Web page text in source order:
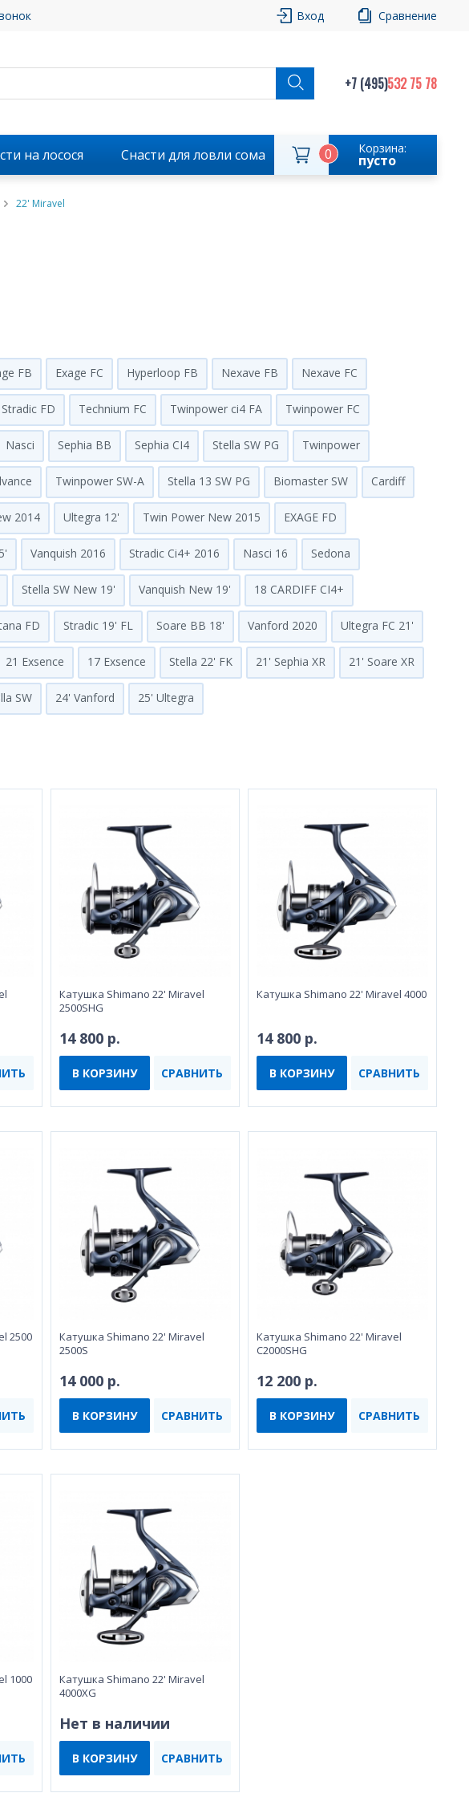
Вход Сравнение
+7 (495)532 75 78
на лосося Снасти для ловли сома Корзина:
пусто
0
22' Miravel
FB Exage FC Hyperloop FB Nexave FB Nexave FC
Stradic FD Technium FC Twinpower ci4 FA Twinpower FC
Nasci Sephia BB Sephia CI4 Stella SW PG Twinpower
Twinpower SW-A Stella 13 SW PG Biomaster SW Cardiff
2014 Ultegra 12' Twin Power New 2015 EXAGE FD
Vanquish 2016 Stradic Ci4+ 2016 Nasci 16 Sedona
Stella SW New 19' Vanquish New 19' 18 CARDIFF CI4+
FD Stradic 19' FL Soare BB 18' Vanford 2020 Ultegra FC 21'
21 Exsence 17 Exsence Stella 22' FK 21' Sephia XR 21' Soare XR
SW 24' Vanford 25' Ultegra
Катушка Shimano 22' Miravel
2500SHG
14 800 р.
В КОРЗИНУ СРАВНИТЬ
Катушка Shimano 22' Miravel 4000
14 800 р.
В КОРЗИНУ СРАВНИТЬ
2500
Катушка Shimano 22' Miravel
2500S
14 000 р.
В КОРЗИНУ СРАВНИТЬ
Катушка Shimano 22' Miravel
C2000SHG
12 200 р.
В КОРЗИНУ СРАВНИТЬ
1000
Катушка Shimano 22' Miravel
4000XG
Нет в наличии
В КОРЗИНУ СРАВНИТЬ